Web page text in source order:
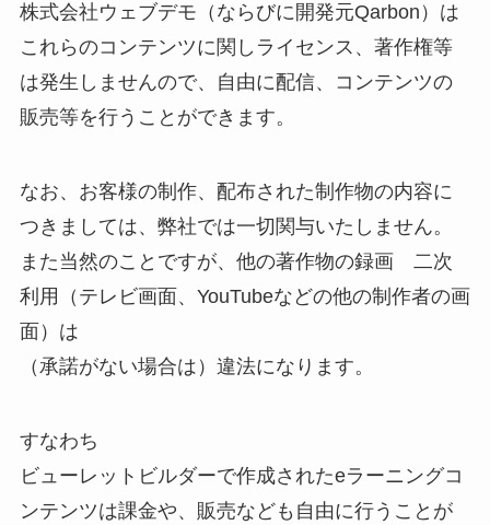
株式会社ウェブデモ（ならびに開発元Qarbon）は
これらのコンテンツに関しライセンス、著作権等
は発生しませんので、自由に配信、コンテンツの
販売等を行うことができます。
なお、お客様の制作、配布された制作物の内容に
つきましては、弊社では一切関与いたしません。
また当然のことですが、他の著作物の録画 二次
利用（テレビ画面、YouTubeなどの他の制作者の画
面）は
（承諾がない場合は）違法になります。
すなわち
ビューレットビルダーで作成されたeラーニングコ
ンテンツは課金や、販売なども自由に行うことが